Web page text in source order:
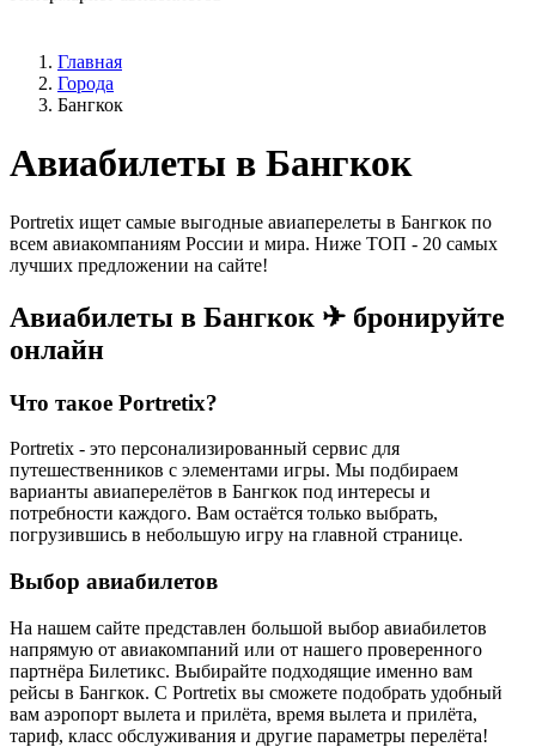
Главная
Города
Бангкок
Авиабилеты в Бангкок
Portretix ищет самые выгодные авиаперелеты в Бангкок по
всем авиакомпаниям России и мира. Ниже ТОП - 20 самых
лучших предложении на сайте!
Авиабилеты в Бангкок ✈ бронируйте
онлайн
Что такое Portretix?
Portretix - это персонализированный сервис для
путешественников с элементами игры. Мы подбираем
варианты авиаперелётов в Бангкок под интересы и
потребности каждого. Вам остаётся только выбрать,
погрузившись в небольшую игру на главной странице.
Выбор авиабилетов
На нашем сайте представлен большой выбор авиабилетов
напрямую от авиакомпаний или от нашего проверенного
партнёра Билетикс. Выбирайте подходящие именно вам
рейсы в Бангкок. С Portretix вы сможете подобрать удобный
вам аэропорт вылета и прилёта, время вылета и прилёта,
тариф, класс обслуживания и другие параметры перелёта!